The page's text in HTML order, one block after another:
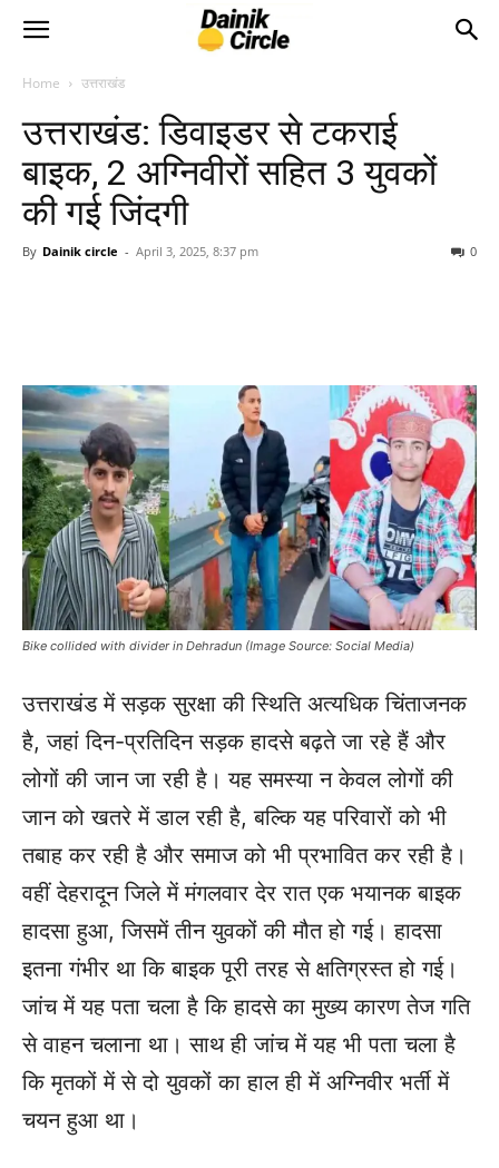
Home उत्तराखंड
उत्तराखंड: डिवाइडर से टकराई
बाइक, 2 अग्निवीरों सहित 3 युवकों
की गई जिंदगी
By Dainik circle - April 3, 2025, 8:37 pm 0
Bike collided with divider in Dehradun (Image Source: Social Media)
उत्तराखंड में सड़क सुरक्षा की स्थिति अत्यधिक चिंताजनक
है, जहां दिन-प्रतिदिन सड़क हादसे बढ़ते जा रहे हैं और
लोगों की जान जा रही है। यह समस्या न केवल लोगों की
जान को खतरे में डाल रही है, बल्कि यह परिवारों को भी
तबाह कर रही है और समाज को भी प्रभावित कर रही है।
वहीं देहरादून जिले में मंगलवार देर रात एक भयानक बाइक
हादसा हुआ, जिसमें तीन युवकों की मौत हो गई। हादसा
इतना गंभीर था कि बाइक पूरी तरह से क्षतिग्रस्त हो गई।
जांच में यह पता चला है कि हादसे का मुख्य कारण तेज गति
से वाहन चलाना था। साथ ही जांच में यह भी पता चला है
कि मृतकों में से दो युवकों का हाल ही में अग्निवीर भर्ती में
चयन हुआ था।